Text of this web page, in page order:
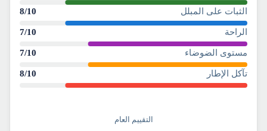
الثبات على المبلل 8/10
الراحة 7/10
مستوى الضوضاء 7/10
تآكل الإطار 8/10
التقييم العام